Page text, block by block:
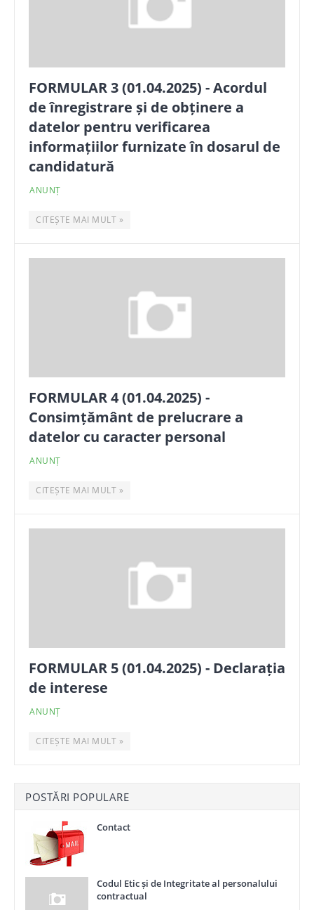
FORMULAR 3 (01.04.2025) - Acordul
de înregistrare și de obținere a
datelor pentru verificarea
informațiilor furnizate în dosarul de
candidatură
ANUNȚ
CITEȘTE MAI MULT »
FORMULAR 4 (01.04.2025) -
Consimțământ de prelucrare a
datelor cu caracter personal
ANUNȚ
CITEȘTE MAI MULT »
FORMULAR 5 (01.04.2025) - Declarația
de interese
ANUNȚ
CITEȘTE MAI MULT »
POSTĂRI POPULARE
Contact
Codul Etic și de Integritate al personalului
contractual